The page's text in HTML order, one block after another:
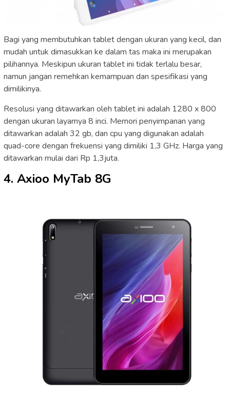
Bagi yang membutuhkan tablet dengan ukuran yang kecil, dan
mudah untuk dimasukkan ke dalam tas maka ini merupakan
pilihannya. Meskipun ukuran tablet ini tidak terlalu besar,
namun jangan remehkan kemampuan dan spesifikasi yang
dimilikinya.
Resolusi yang ditawarkan oleh tablet ini adalah 1280 x 800
dengan ukuran layarnya 8 inci. Memori penyimpanan yang
ditawarkan adalah 32 gb, dan cpu yang digunakan adalah
quad-core dengan frekuensi yang dimiliki 1,3 GHz. Harga yang
ditawarkan mulai dari Rp 1,3juta.
4. Axioo MyTab 8G